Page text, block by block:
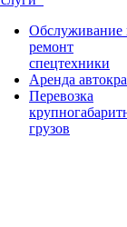
Обслуживание
ремонт
спецтехники
Аренда
Перевозка
грузов